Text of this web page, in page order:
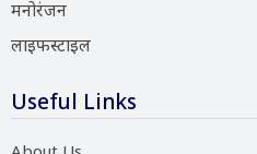
मनोरंजन
लाइफस्टाइल
Useful Links